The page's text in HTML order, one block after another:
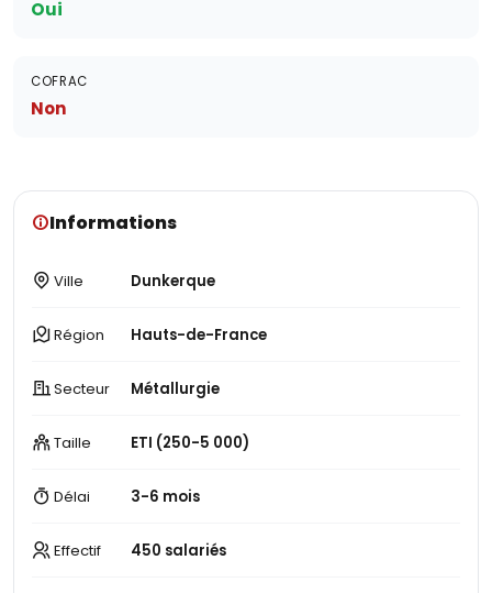
Oui
COFRAC
Non
Informations
Ville Dunkerque
Région Hauts-de-France
Secteur Métallurgie
Taille ETI (250-5 000)
Délai 3-6 mois
Effectif 450 salariés